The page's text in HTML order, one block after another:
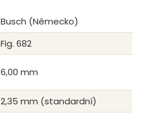
Busch (Německo)
Fig. 682
6,00 mm
2,35 mm (standardní)